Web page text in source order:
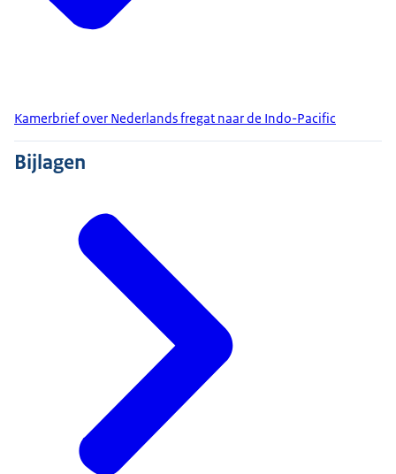
Kamerbrief over Nederlands fregat naar de Indo-Pacific
Bijlagen